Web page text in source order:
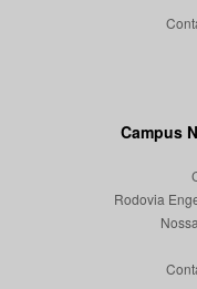
Campus
Rodovia